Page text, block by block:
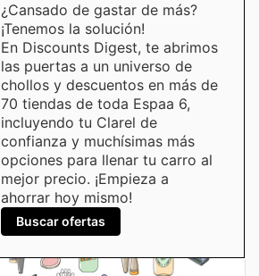
¿Cansado de gastar de más?
¡Tenemos la solución!
En Discounts Digest, te abrimos
las puertas a un universo de
chollos y descuentos en más de
70 tiendas de toda Espaa 6,
incluyendo tu Clarel de
confianza y muchísimas más
opciones para llenar tu carro al
mejor precio. ¡Empieza a
ahorrar hoy mismo!
Buscar ofertas